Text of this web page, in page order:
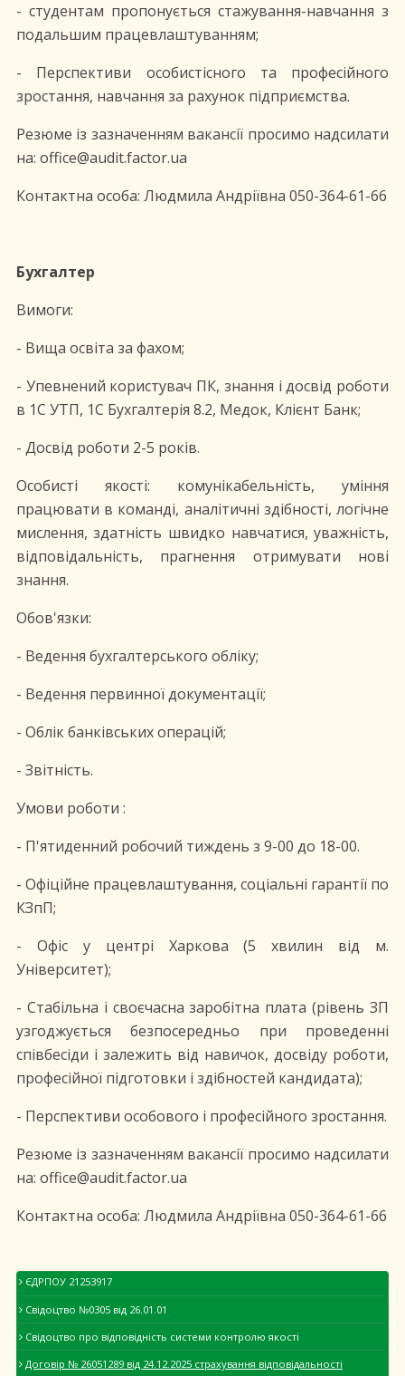
- студентам пропонується стажування-навчання з
подальшим працевлаштуванням;
- Перспективи особистісного та професійного
зростання, навчання за рахунок підприємства.
Резюме із зазначенням вакансії просимо надсилати
на: office@audit.factor.ua
Контактна особа: Людмила Андріївна 050-364-61-66
Бухгалтер
Вимоги:
- Вища освіта за фахом;
- Упевнений користувач ПК, знання і досвід роботи
в 1С УТП, 1С Бухгалтерія 8.2, Медок, Клієнт Банк;
- Досвід роботи 2-5 років.
Особисті якості: комунікабельність, уміння
працювати в команді, аналітичні здібності, логічне
мислення, здатність швидко навчатися, уважність,
відповідальність, прагнення отримувати нові
знання.
Обов'язки:
- Ведення бухгалтерського обліку;
- Ведення первинної документації;
- Облік банківських операцій;
- Звітність.
Умови роботи :
- П'ятиденний робочий тиждень з 9-00 до 18-00.
- Офіційне працевлаштування, соціальні гарантії по
КЗпП;
- Офіс у центрі Харкова (5 хвилин від м.
Університет);
- Стабільна і своєчасна заробітна плата (рівень ЗП
узгоджується безпосередньо при проведенні
співбесіди і залежить від навичок, досвіду роботи,
професійної підготовки і здібностей кандидата);
- Перспективи особового і професійного зростання.
Резюме із зазначенням вакансії просимо надсилати
на: office@audit.factor.ua
Контактна особа: Людмила Андріївна 050-364-61-66
ЄДРПОУ 21253917
Свідоцтво №0305 від 26.01.01
Свідоцтво про відповідність системи контролю якості
Договір № 26051289 від 24.12.2025 страхування відповідальності